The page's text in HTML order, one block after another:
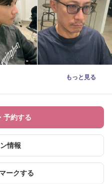
もっと見る
予約する
情報
ークする